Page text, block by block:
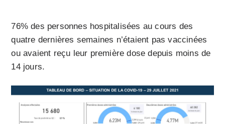
76% des personnes hospitalisées au cours des
quatre dernières semaines n’étaient pas vaccinées
ou avaient reçu leur première dose depuis moins de
14 jours.